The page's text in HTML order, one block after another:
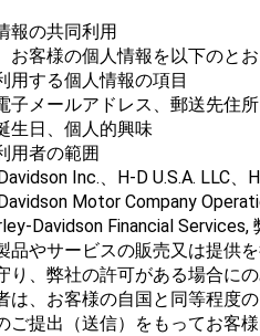
報の共同利用
お客様の個人情報を以下のと
用する個人情報の項目
子メールアドレス、郵送先住
生日、個人的興味
用者の範囲
Inc.、H-D U.S.A. LLC
Motor Company
Davidson Financial
品やサービスの販売又は提供
り、弊社の許可がある場合に
は、お客様の自国と同等程度
ご提出（送信）をもってお客